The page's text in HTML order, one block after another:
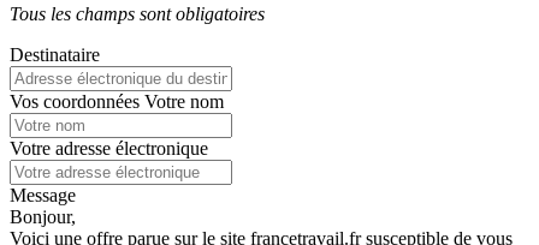
Tous les champs sont obligatoires
Destinataire
Vos coordonnées Votre nom
Votre adresse électronique
Message
Bonjour,
Voici une offre parue sur le site francetravail.fr susceptible de vous